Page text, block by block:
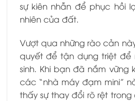
sự kiên nhẫn để phục hồi
nhiên của đất.
Vượt qua những rào cản
quyết để tận dụng triệt để
sinh. Khi bạn đã nắm vững
các “nhà máy đạm mini”
thấy sự thay đổi rõ rệt trong